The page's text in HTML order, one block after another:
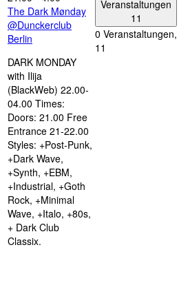
The Dark Mønday
@Dunckerclub
Berlin
DARK MONDAY
with Ilija
(BlackWeb) 22.00-
04.00 Times:
Doors: 21.00 Free
Entrance 21-22.00
Styles: +Post-Punk,
+Dark Wave,
+Synth, +EBM,
+Industrial, +Goth
Rock, +Minimal
Wave, +Italo, +80s,
+ Dark Club
Classix.
Veranstaltungen
11
0 Veranstaltungen,
11